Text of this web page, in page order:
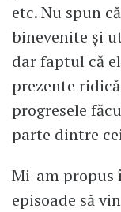
etc. Nu spun
binevenite și
dar faptul că
prezente
progresele
parte dintre
Mi-am propus
episoade să